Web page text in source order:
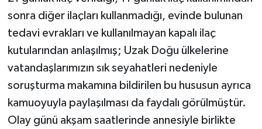
sonra diğer ilaçları kullanmadığı, evinde bulunan
tedavi evrakları ve kullanılmayan kapalı ilaç
kutularından anlaşılmış; Uzak Doğu ülkelerine
vatandaşlarımızın sık seyahatleri nedeniyle
soruşturma makamına bildirilen bu hususun ayrıca
kamuoyuyla paylaşılması da faydalı görülmüştür.
Olay günü akşam saatlerinde annesiyle birlikte